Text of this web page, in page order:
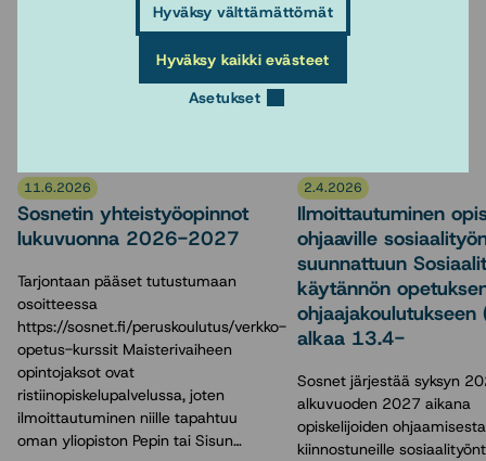
Hyväksy välttämättömät
Hyväksy kaikki evästeet
Asetukset
11.6.2026
Sosnetin yhteistyöopinnot
lukuvuonna 2026-2027
Tarjontaan pääset tutustumaan
osoitteessa
https://sosnet.fi/peruskoulutus/verkko-
opetus-kurssit Maisterivaiheen
opintojaksot ovat
ristiinopiskelupalvelussa, joten
ilmoittautuminen niille tapahtuu
oman yliopiston Pepin tai Sisun…
2.4.2026
Ilmoittautuminen
ohjaaville
suunnattuun
käytännön
alkaa 13.4-
Sosnet järjestää syksyn
alkuvuoden 2027 aikana
opiskelijoiden ohjaamisesta
kiinnostuneille